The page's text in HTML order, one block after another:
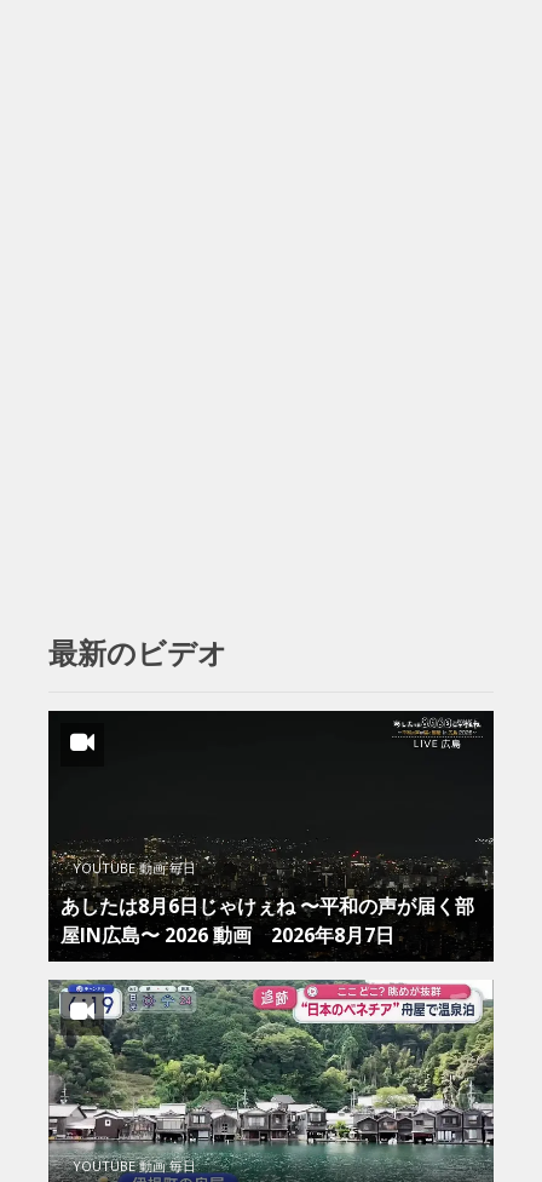
最新のビデオ
YOUTUBE 動画 毎日
あしたは8月6日じゃけぇね 〜平和の声が届く部
屋IN広島〜 2026 動画 2026年8月7日
YOUTUBE 動画 毎日